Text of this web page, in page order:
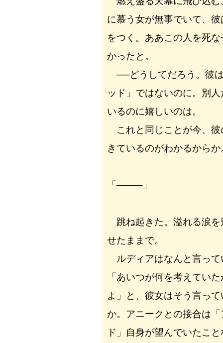
に慕う女が無事でいて、
をつく。ああこの人を死
かったと。
──どうしてだろう。彼
ッド」ではないのに。別
いるのに嬉しいのは。
これと同じことが今、彼
きているのがわかるからか
「────」
跳ね起きた。溢れる涙を
せたままで。
ルディアはなんと言っ
「あいつが何を考えてい
よ」と、彼女はそう言っ
か。アニークとの接合は
ド」自身が望んでいたこ